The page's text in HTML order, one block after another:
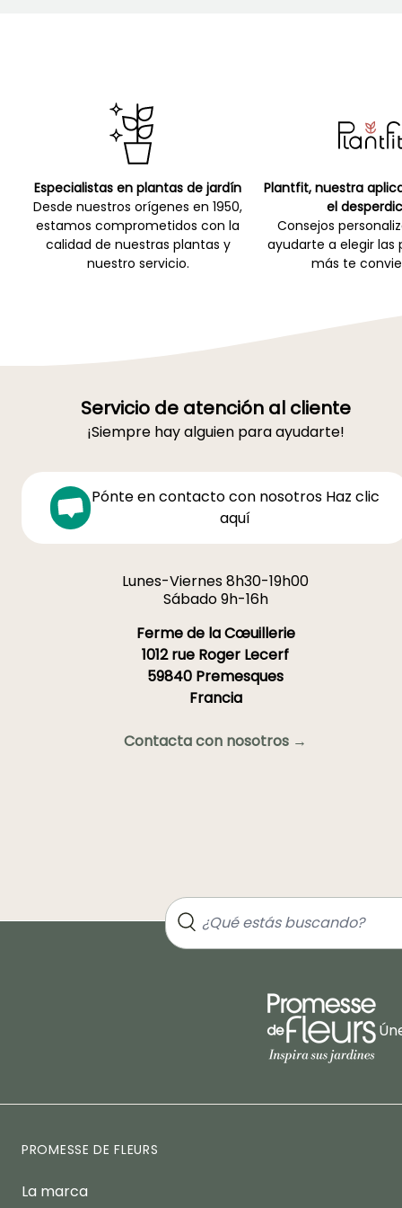
Especialistas en plantas de jardín
Desde nuestros orígenes en 1950,
estamos comprometidos con la
calidad de nuestras plantas y
nuestro servicio.
Plantfit, nuestra
el
Consejos
ayudarte a elegir las
más te
Servicio de atención al cliente
¡Siempre hay alguien para ayudarte!
Pónte en contacto con nosotros Haz clic
aquí
Lunes-Viernes 8h30-19h00
Sábado 9h-16h
Ferme de la Cœuillerie
1012 rue Roger Lecerf
59840 Premesques
Francia
Contacta con nosotros →
PROMESSE DE FLEURS
La marca